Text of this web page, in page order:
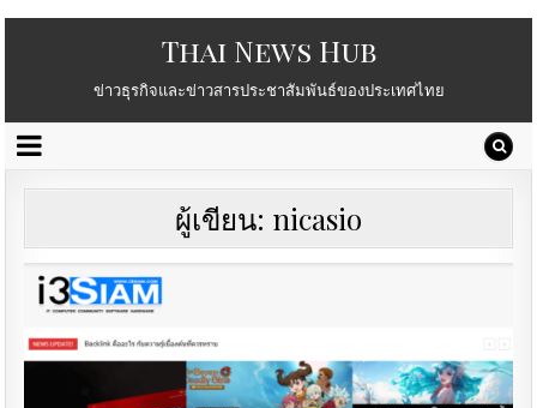
Thai News Hub
ข่าวธุรกิจและข่าวสารประชาสัมพันธ์ของประเทศไทย
ผู้เขียน: nicasio